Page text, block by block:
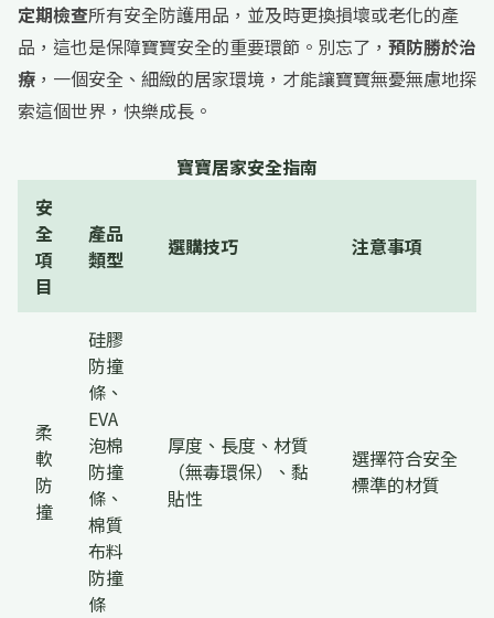
定期檢查所有安全防護用品，並及時更換損壞或老化的產
品，這也是保障寶寶安全的重要環節。別忘了， 預防勝於治
療 ，一個安全、細緻的居家環境，才能讓寶寶無憂無慮地探
索這個世界，快樂成長。
寶寶居家安全指南
安
全
項
目
產品
類型
選購技巧 注意事項
柔
軟
防
撞
硅膠
防撞
條、
EVA
泡棉
防撞
條、
棉質
布料
防撞
條
厚度、長度、材質
（無毒環保）、黏
貼性
選擇符合安全
標準的材質